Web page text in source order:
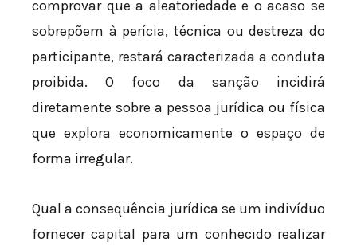
comprovar que a aleatoriedade e o acaso se
sobrepõem à perícia, técnica ou destreza do
participante, restará caracterizada a conduta
proibida. O foco da sanção incidirá
diretamente sobre a pessoa jurídica ou física
que explora economicamente o espaço de
forma irregular.
Qual a consequência jurídica se um indivíduo
fornecer capital para um conhecido realizar